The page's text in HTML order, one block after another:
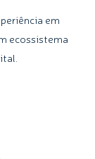
em
ecossistema